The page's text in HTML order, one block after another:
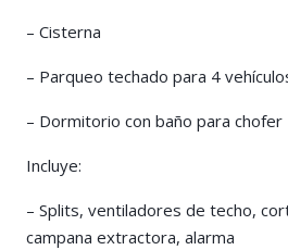
– Cisterna
– Parqueo techado para 4
– Dormitorio con baño para chofer
Incluye:
– Splits, ventiladores de techo,
campana extractora, alarma